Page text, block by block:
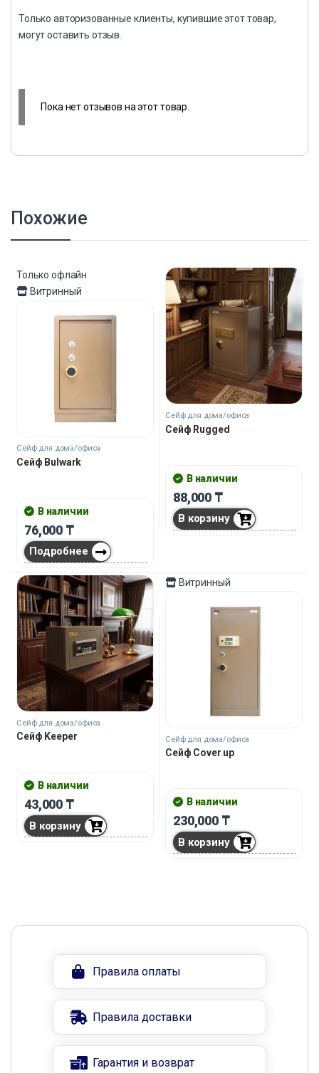
Только авторизованные клиенты, купившие этот товар,
могут оставить отзыв.
Пока нет отзывов на этот товар.
Похожие
Только офлайн
Витринный
Сейф для дома/офиса
Сейф Bulwark
В наличии
76,000 ₸
Подробнее
Сейф для дома/офиса
Сейф Rugged
В наличии
88,000 ₸
В корзину
Сейф для дома/офиса
Сейф Keeper
В наличии
43,000 ₸
В корзину
Витринный
Сейф для дома/офиса
Сейф Cover up
В наличии
230,000 ₸
В корзину
Правила оплаты
Правила доставки
Гарантия и возврат